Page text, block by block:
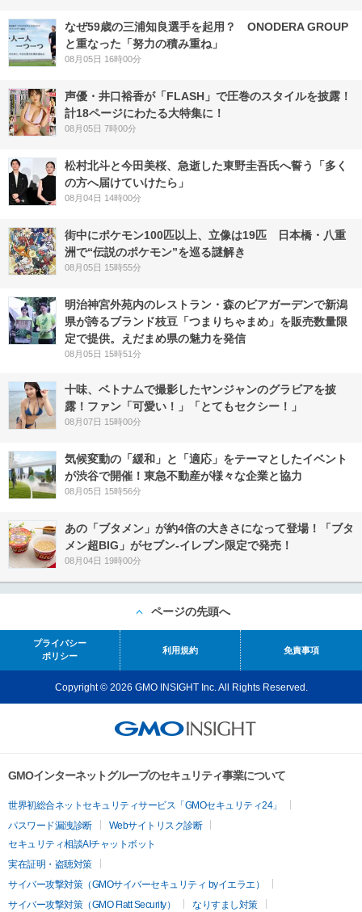
なぜ59歳の三浦知良選手を起用？ ONODERA GROUP
と重なった「努力の積み重ね」
08月05日 16時00分
声優・井口裕香が「FLASH」で圧巻のスタイルを披露！
計18ページにわたる大特集に！
08月05日 7時00分
松村北斗と今田美桜、急逝した東野圭吾氏へ誓う「多く
の方へ届けていけたら」
08月04日 14時00分
街中にポケモン100匹以上、立像は19匹 日本橋・八重
洲で“伝説のポケモン”を巡る謎解き
08月05日 15時55分
明治神宮外苑内のレストラン・森のビアガーデンで新潟
県が誇るブランド枝豆「つまりちゃまめ」を販売数量限
定で提供。えだまめ県の魅力を発信
08月05日 15時51分
十味、ベトナムで撮影したヤンジャンのグラビアを披
露！ファン「可愛い！」「とてもセクシー！」
08月07日 15時00分
気候変動の「緩和」と「適応」をテーマとしたイベント
が渋谷で開催！東急不動産が様々な企業と協力
08月05日 15時56分
あの「ブタメン」が約4倍の大きさになって登場！「ブタ
メン超BIG」がセブン‐イレブン限定で発売！
08月04日 19時00分
ページの先頭へ
プライバシー
ポリシー
利用規約 免責事項
Copyright © 2026 GMO INSIGHT Inc. All Rights Reserved.
GMOインターネットグループのセキュリティ事業について
世界初総合ネットセキュリティサービス「GMOセキュリティ24」
パスワード漏洩診断
Webサイトリスク診断
セキュリティ相談AIチャットボット
実在証明・盗聴対策
サイバー攻撃対策（GMOサイバーセキュリティ byイエラエ）
サイバー攻撃対策（GMO Flatt Security）
なりすまし対策